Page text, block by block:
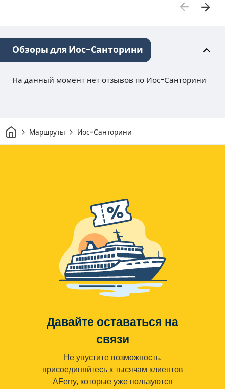
Обзоры для Иос-Санторини
На данный момент нет отзывов по Иос-Санторини
ДомМаршруты Иос-Санторини
Давайте оставаться на
связи
Не упустите возможность,
присоединяйтесь к тысячам клиентов
AFerry, которые уже пользуются